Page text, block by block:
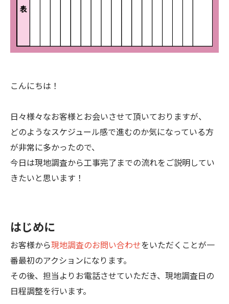
こんにちは！
日々様々なお客様とお会いさせて頂いておりますが、
どのようなスケジュール感で進むのか気になっている方
が非常に多かったので、
今日は現地調査から工事完了までの流れをご説明してい
きたいと思います！
はじめに
お客様から現地調査のお問い合わせをいただくことが一
番最初のアクションになります。
その後、担当よりお電話させていただき、現地調査日の
日程調整を行います。